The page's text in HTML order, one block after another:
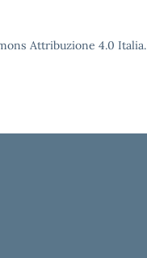
Attribuzione 4.0 Italia.